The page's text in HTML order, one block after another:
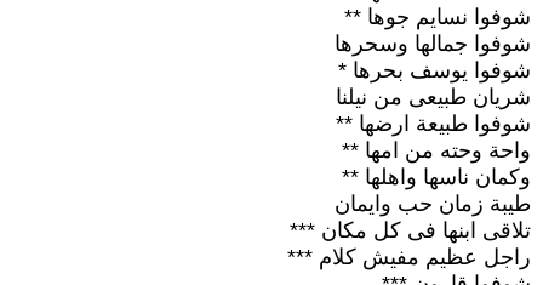
شوفوا نسايم جوها **
شوفوا جمالها وسحرها
شوفوا يوسف بحرها *
شريان طبيعى من نيلنا
شوفوا طبيعة ارضها **
واحة وحته من امها **
وكمان ناسها واهلها **
طيبة زمان حب وايمان
تلاقى ابنها فى كل مكان ***
راجل عظيم مفيش كلام ***